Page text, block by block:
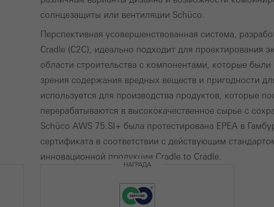
солнцезащиты или вентиляции Schüco.
Перспективная усовершенствованная система,
Cradle (C2C), идеально подходит для проектирования
области строительства с компонентами, которые
зрения содержания вредных веществ и пригодности
используется для производства продуктов, которые
перерабатываются в высококачественное сырье с
Schüco AWS 75.SI+ была протестирована EPEA в
сертификата в соответствии с действующим
инновационной продукции Cradle to Cradle.
НАГРАДА
Эти файлы cookie используются для статистики и анализа использования
cookie используются для повышения удобства использования веб-сайта
следовательно, для удобства пользователя. Они собирают информацию
использовании веб-сайта, количестве посещений, средней
пребывания на сайте и просмотренных страницах.
Маркетинговые / сторонние файлы cookie
Маркетинговые файлы cookie используются сторонними поставщиками
отображения персонализированной и востребованной рекламы для
пользователей. Для этого они отслеживают посетителей на разных